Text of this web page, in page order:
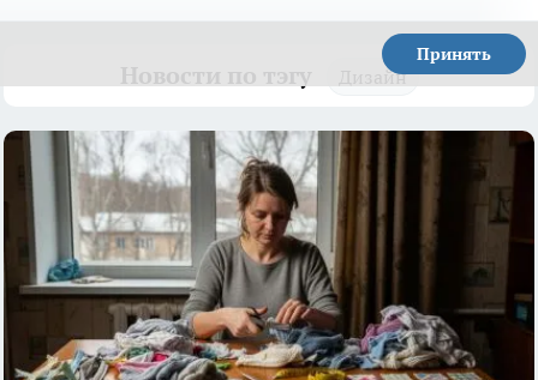
Принять
Дизайн